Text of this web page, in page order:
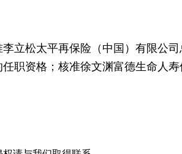
立松太平再保险（中国）有限公
职资格；核准徐文渊富德生命人